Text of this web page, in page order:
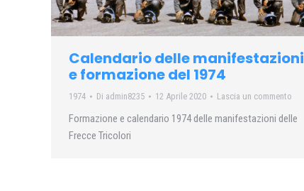
Calendario delle manifestazioni
e formazione del 1974
1974 Di admin8235 12 Aprile 2020 Lascia un commento
Formazione e calendario 1974 delle manifestazioni delle
Frecce Tricolori